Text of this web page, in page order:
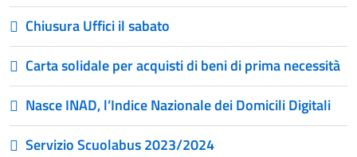
Chiusura Uffici il sabato
Carta solidale per acquisti di beni di prima necessità
Nasce INAD, l’Indice Nazionale dei Domicili Digitali
Servizio Scuolabus 2023/2024